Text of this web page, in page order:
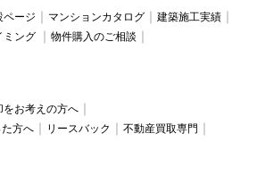
ページ マンションカタログ
建築施工実績
ミング
物件購入のご相談
をお考えの方へ
方へ
リースバック
不動産買取専門